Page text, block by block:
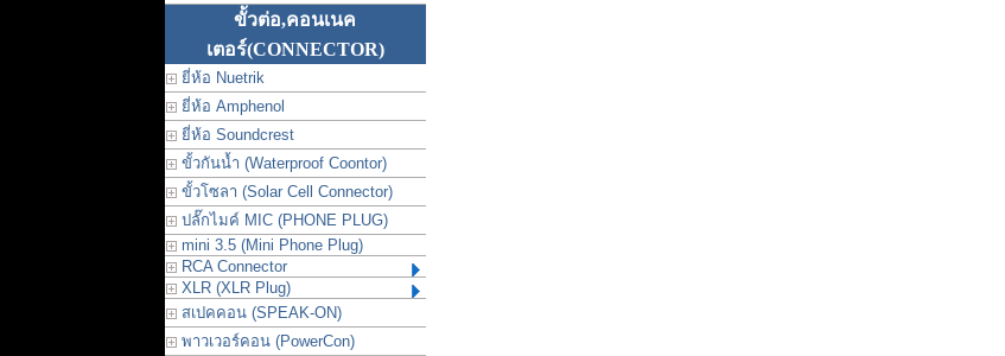
ขั้วต่อ,คอนเนค
เตอร์(CONNECTOR)
ยี่ห้อ Nuetrik
ยี่ห้อ Amphenol
ยี่ห้อ Soundcrest
ขั้วกันน้ำ (Waterproof Coontor)
ขั้วโซลา (Solar Cell Connector)
ปลั๊กไมค์ MIC (PHONE PLUG)
mini 3.5 (Mini Phone Plug)
RCA Connector
XLR (XLR Plug)
สเปคคอน (SPEAK-ON)
พาวเวอร์คอน (PowerCon)